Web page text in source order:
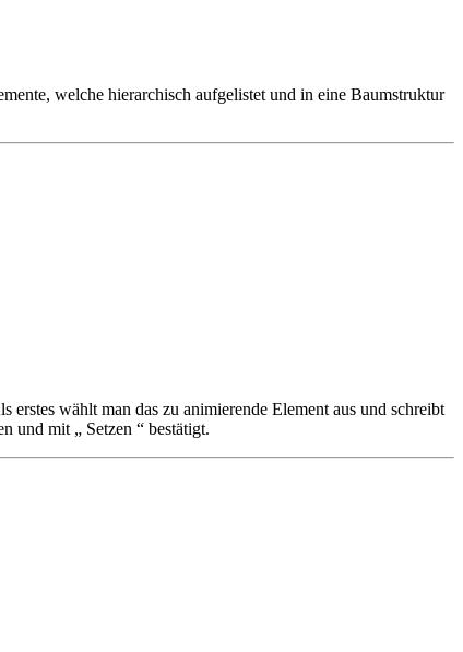
welche hierarchisch aufgelistet und in eine Baumstruktur
wählt man das zu animierende Element aus und schreibt
und mit „ Setzen “ bestätigt.